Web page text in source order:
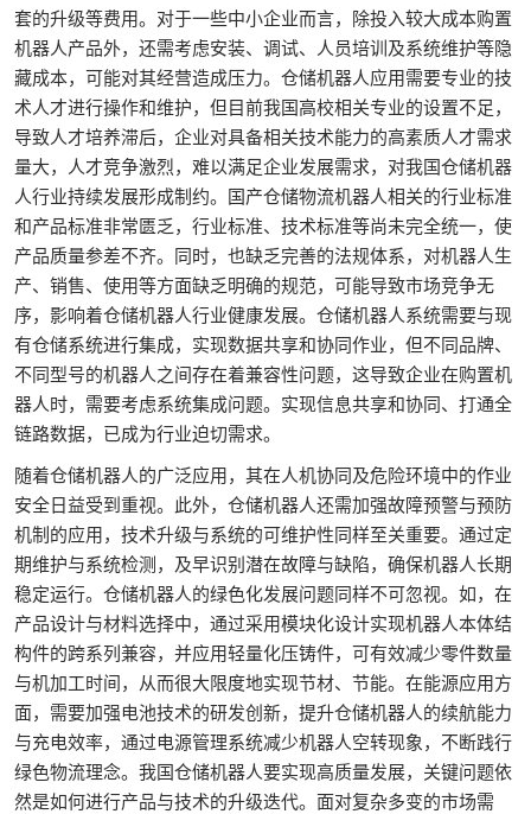
套的升级等费用。对于一些中小企业而言，除投入较大成本购置
机器人产品外，还需考虑安装、调试、人员培训及系统维护等隐
藏成本，可能对其经营造成压力。仓储机器人应用需要专业的技
术人才进行操作和维护，但目前我国高校相关专业的设置不足，
导致人才培养滞后，企业对具备相关技术能力的高素质人才需求
量大，人才竞争激烈，难以满足企业发展需求，对我国仓储机器
人行业持续发展形成制约。国产仓储物流机器人相关的行业标准
和产品标准非常匮乏，行业标准、技术标准等尚未完全统一，使
产品质量参差不齐。同时，也缺乏完善的法规体系，对机器人生
产、销售、使用等方面缺乏明确的规范，可能导致市场竞争无
序，影响着仓储机器人行业健康发展。仓储机器人系统需要与现
有仓储系统进行集成，实现数据共享和协同作业，但不同品牌、
不同型号的机器人之间存在着兼容性问题，这导致企业在购置机
器人时，需要考虑系统集成问题。实现信息共享和协同、打通全
链路数据，已成为行业迫切需求。
随着仓储机器人的广泛应用，其在人机协同及危险环境中的作业
安全日益受到重视。此外，仓储机器人还需加强故障预警与预防
机制的应用，技术升级与系统的可维护性同样至关重要。通过定
期维护与系统检测，及早识别潜在故障与缺陷，确保机器人长期
稳定运行。仓储机器人的绿色化发展问题同样不可忽视。如，在
产品设计与材料选择中，通过采用模块化设计实现机器人本体结
构件的跨系列兼容，并应用轻量化压铸件，可有效减少零件数量
与机加工时间，从而很大限度地实现节材、节能。在能源应用方
面，需要加强电池技术的研发创新，提升仓储机器人的续航能力
与充电效率，通过电源管理系统减少机器人空转现象，不断践行
绿色物流理念。我国仓储机器人要实现高质量发展，关键问题依
然是如何进行产品与技术的升级迭代。面对复杂多变的市场需